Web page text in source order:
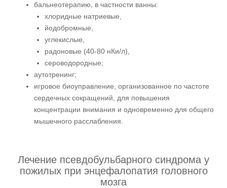
бальнеотерапию, в частности ванны:
хлоридные натриевые,
йодобромные,
углекислые,
радоновые (40-80 нКи/л),
сероводородные;
аутотренинг;
игровое биоуправление, организованное по частоте
сердечных сокращений, для повышения
концентрации внимания и одновременно для общего
мышечного расслабления.
Лечение псевдобульбарного синдрома у
пожилых при энцефалопатия головного
мозга